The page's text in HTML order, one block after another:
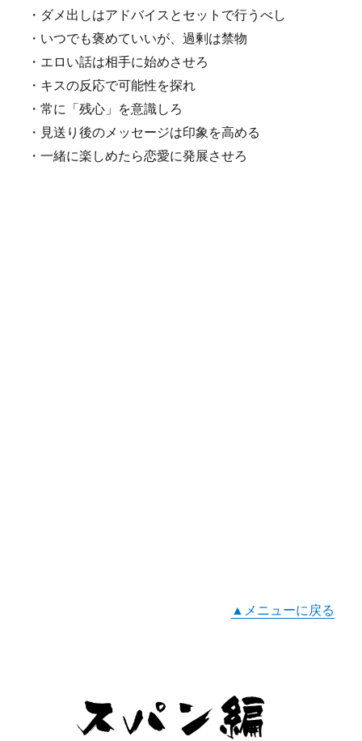
・ダメ出しはアドバイスとセットで行うべし
・いつでも褒めていいが、過剰は禁物
・エロい話は相手に始めさせろ
・キスの反応で可能性を探れ
・常に「残心」を意識しろ
・見送り後のメッセージは印象を高める
・一緒に楽しめたら恋愛に発展させろ
▲メニューに戻る